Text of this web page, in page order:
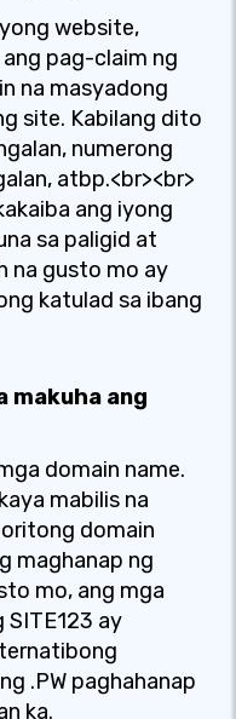
website,
pag-claim ng
na masyadong
site. Kabilang dito
numerong
atbp.<br><br>
ang iyong
sa paligid at
na gusto mo ay
katulad sa ibang
makuha ang
domain name.
mabilis na
domain
maghanap ng
mo, ang mga
ay
.PW paghahanap
ka.